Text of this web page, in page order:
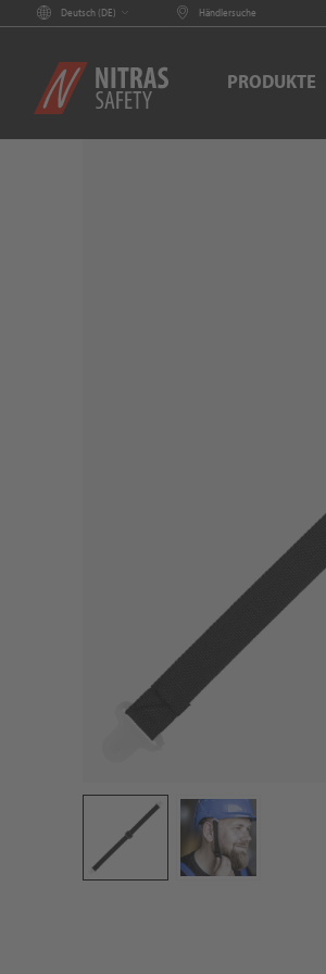
Deutsch (DE) Händlersuche
PRODUKTE